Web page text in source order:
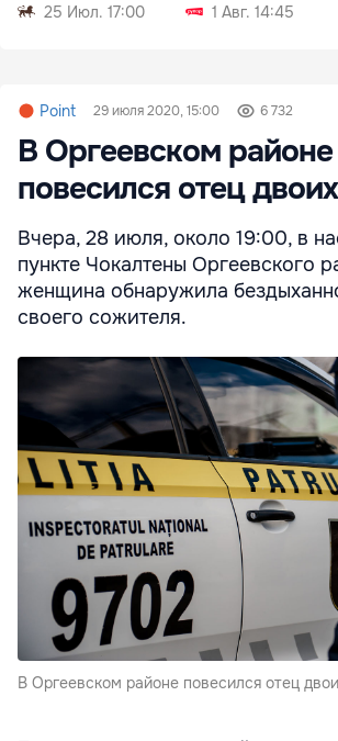
25 Июл. 17:00
1 Авг. 14:45
Point 29 июля 2020, 15:00 6 732
В Оргеевском районе
повесился отец
Вчера, 28 июля, около 19:00, в
пункте Чокалтены Оргеевского
женщина обнаружила
своего сожителя.
В Оргеевском районе повесился отец